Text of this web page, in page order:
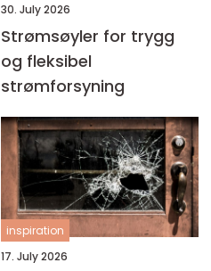
30. July 2026
Strømsøyler for trygg
og fleksibel
strømforsyning
inspiration
17. July 2026